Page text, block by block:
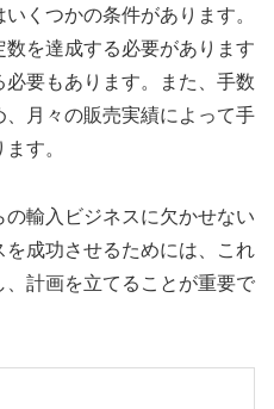
くつかの条件があります。
を達成する必要があります
要もあります。また、手数
月々の販売実績によって手
す。
輸入ビジネスに欠かせない
成功させるためには、これ
計画を立てることが重要で